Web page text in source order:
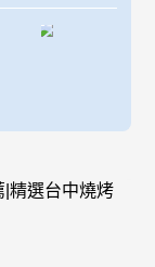
|精選台中燒烤